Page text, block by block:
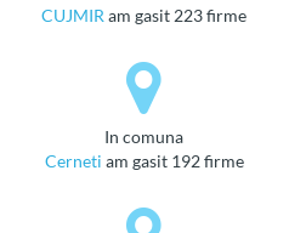
CUJMIR am gasit 223 firme
in comuna
Cerneti am gasit 192 firme